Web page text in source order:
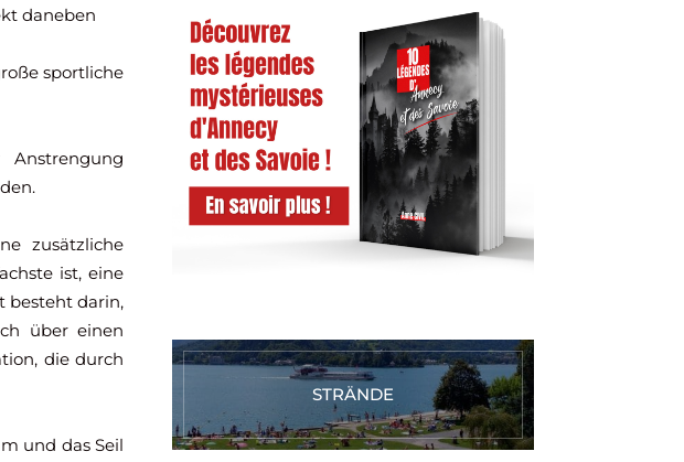
daneben
sportliche
zusätzliche
ist, eine
besteht darin,
über einen
die durch
und das Seil
STRÄNDE